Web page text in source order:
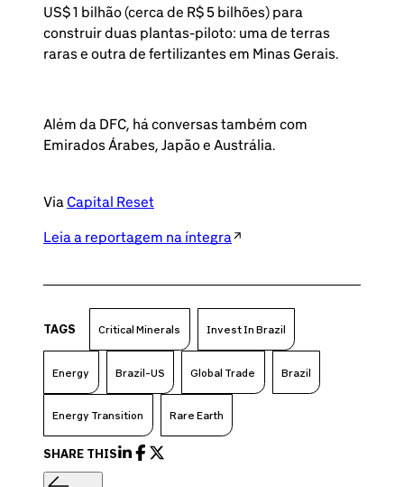
US$ 1 bilhão (cerca de R$ 5 bilhões) para
construir duas plantas-piloto: uma de terras
raras e outra de fertilizantes em Minas Gerais.
Além da DFC, há conversas também com
Emirados Árabes, Japão e Austrália.
Via Capital Reset
Leia a reportagem na íntegra
TAGS Critical Minerals Invest In Brazil
Energy Brazil-US Global Trade Brazil
Energy Transition Rare Earth
SHARE THIS